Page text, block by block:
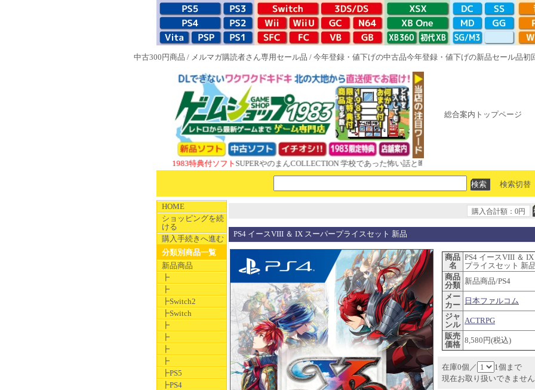
中古300円商品 / メルマガ購読者さん専用セール品 / 今年登録・値下げの中古品今年登録・値下げの新品セール品初
総合案内トップページ
NEW 1983特典付ソフトSUPERやのまんCOLLECTION 学校であった怖い話と晦󠄀つきこもり ルート16R やがて散りゆ
検索切替
HOME
ショッピングを続
ける
購入手続きへ進む
分類別商品一覧
新品商品
┣
┣
┣Switch2
┣Switch
┣
┣
┣
┣
┣PS5
┣PS4
購入合計額：0円
PS4 イースVIII ＆ IX スーパープライスセット 新品
商品
名
PS4 イースVIII ＆
プライスセット 新
商品
分類 新品商品/PS4
メー
カー
日本ファルコム
ジャ
ンル ACTRPG
販売
価格 8,580円(税込)
在庫0個／
1個まで
現在お取り扱いできませ